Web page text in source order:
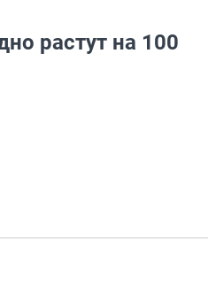
растут на 100